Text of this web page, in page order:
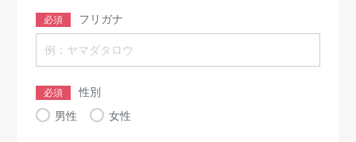
必須 フリガナ
必須
性別
男性
女性